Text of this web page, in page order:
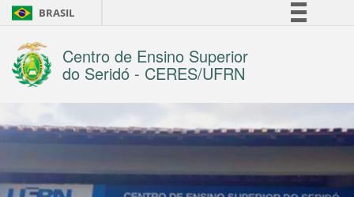
BRASIL
Comunica BR
Legislação
Centro de Ensino Superior
do Seridó - CERES/UFRN